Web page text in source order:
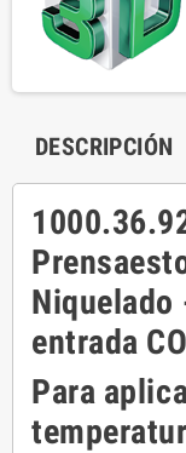
DESCRIPCIÓN
Niquelado
entrada
Para